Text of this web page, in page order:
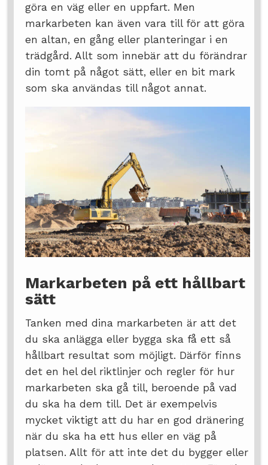
göra en väg eller en uppfart. Men
markarbeten kan även vara till för att göra
en altan, en gång eller planteringar i en
trädgård. Allt som innebär att du förändrar
din tomt på något sätt, eller en bit mark
som ska användas till något annat.
Markarbeten på ett hållbart
sätt
Tanken med dina markarbeten är att det
du ska anlägga eller bygga ska få ett så
hållbart resultat som möjligt. Därför finns
det en hel del riktlinjer och regler för hur
markarbeten ska gå till, beroende på vad
du ska ha dem till. Det är exempelvis
mycket viktigt att du har en god dränering
när du ska ha ett hus eller en väg på
platsen. Allt för att inte det du bygger eller